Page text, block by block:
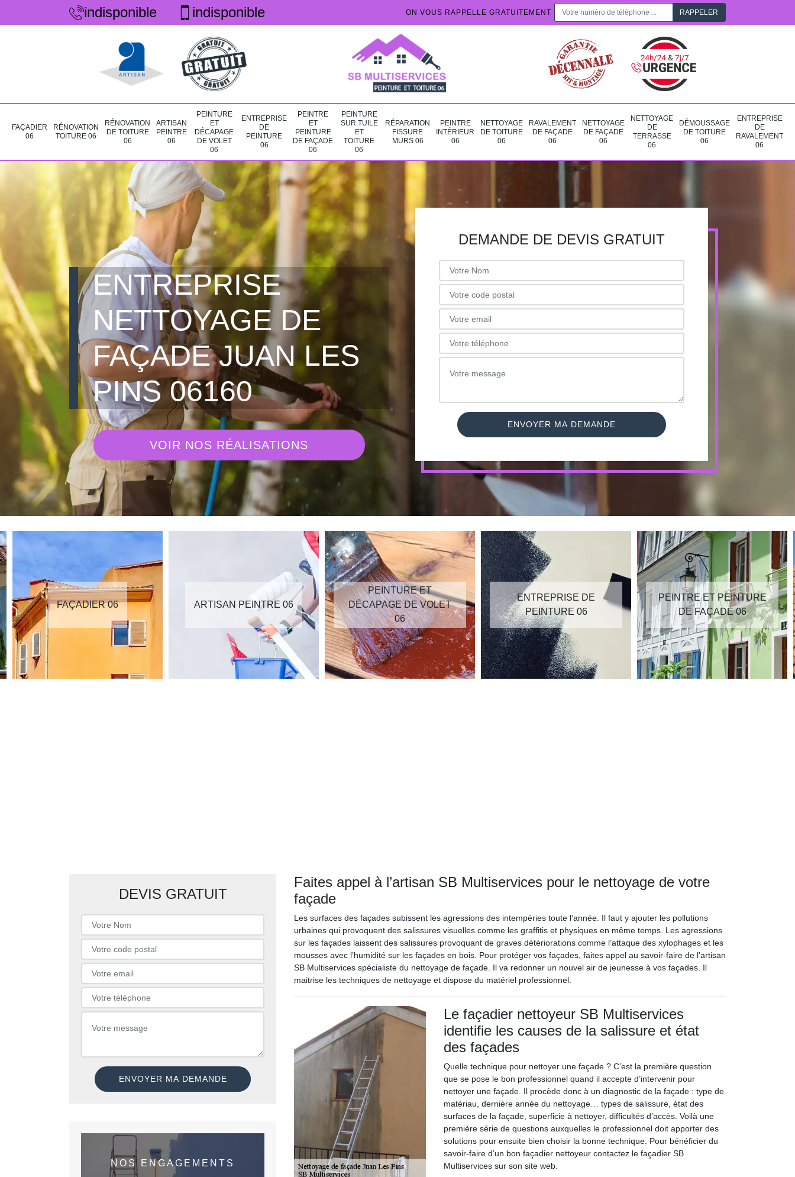
indisponible indisponible ON VOUS RAPPELLE GRATUITEMENT
FAÇADIER
06
RÉNOVATION
TOITURE 06
RÉNOVATION
DE TOITURE
06
ARTISAN
PEINTRE
06
PEINTURE
ET
DÉCAPAGE
DE VOLET
06
ENTREPRISE
DE
PEINTURE
06
PEINTRE
ET
PEINTURE
DE FAÇADE
06
PEINTURE
SUR TUILE
ET
TOITURE
06
RÉPARATION
FISSURE
MURS 06
PEINTRE
INTÉRIEUR
06
NETTOYAGE
DE TOITURE
06
RAVALEMENT
DE FAÇADE
06
NETTOYAGE
DE FAÇADE
06
NETTOYAGE
DE
TERRASSE
06
DÉMOUSSAGE
DE TOITURE
06
ENTREPRISE
DE
RAVALEMENT
06
ENTREPRISE
NETTOYAGE DE
FAÇADE JUAN LES
PINS 06160
VOIR NOS RÉALISATIONS
DEMANDE DE DEVIS GRATUIT
FAÇADIER 06 ARTISAN PEINTRE 06
PEINTURE ET
DÉCAPAGE DE VOLET
06
ENTREPRISE DE
PEINTURE 06
PEINTRE ET PEINTURE
DE FAÇADE 06
DEVIS GRATUIT
NOS ENGAGEMENTS
Faites appel à l’artisan SB Multiservices pour le nettoyage de votre
façade
Les surfaces des façades subissent les agressions des intempéries toute l’année. Il faut y ajouter les pollutions
urbaines qui provoquent des salissures visuelles comme les graffitis et physiques en même temps. Les agressions
sur les façades laissent des salissures provoquant de graves détériorations comme l’attaque des xylophages et les
mousses avec l’humidité sur les façades en bois. Pour protéger vos façades, faites appel au savoir-faire de l’artisan
SB Multiservices spécialiste du nettoyage de façade. Il va redonner un nouvel air de jeunesse à vos façades. Il
maitrise les techniques de nettoyage et dispose du matériel professionnel.
Le façadier nettoyeur SB Multiservices
identifie les causes de la salissure et état
des façades
Quelle technique pour nettoyer une façade ? C’est la première question
que se pose le bon professionnel quand il accepte d’intervenir pour
nettoyer une façade. Il procède donc à un diagnostic de la façade : type de
matériau, dernière année du nettoyage… types de salissure, état des
surfaces de la façade, superficie à nettoyer, difficultés d’accès. Voilà une
première série de questions auxquelles le professionnel doit apporter des
solutions pour ensuite bien choisir la bonne technique. Pour bénéficier du
savoir-faire d’un bon façadier nettoyeur contactez le façadier SB
Multiservices sur son site web.